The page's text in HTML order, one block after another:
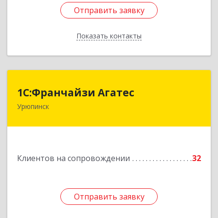
Отправить заявку
Показать контакты
Отправить заявку
Назад
1С:Франчайзи Агатес
Урюпинск
Клиентов на сопровождении 32
Отправить заявку
403113, Волгоградская обл, Урюпинск г, Ленина
Отправить заявку